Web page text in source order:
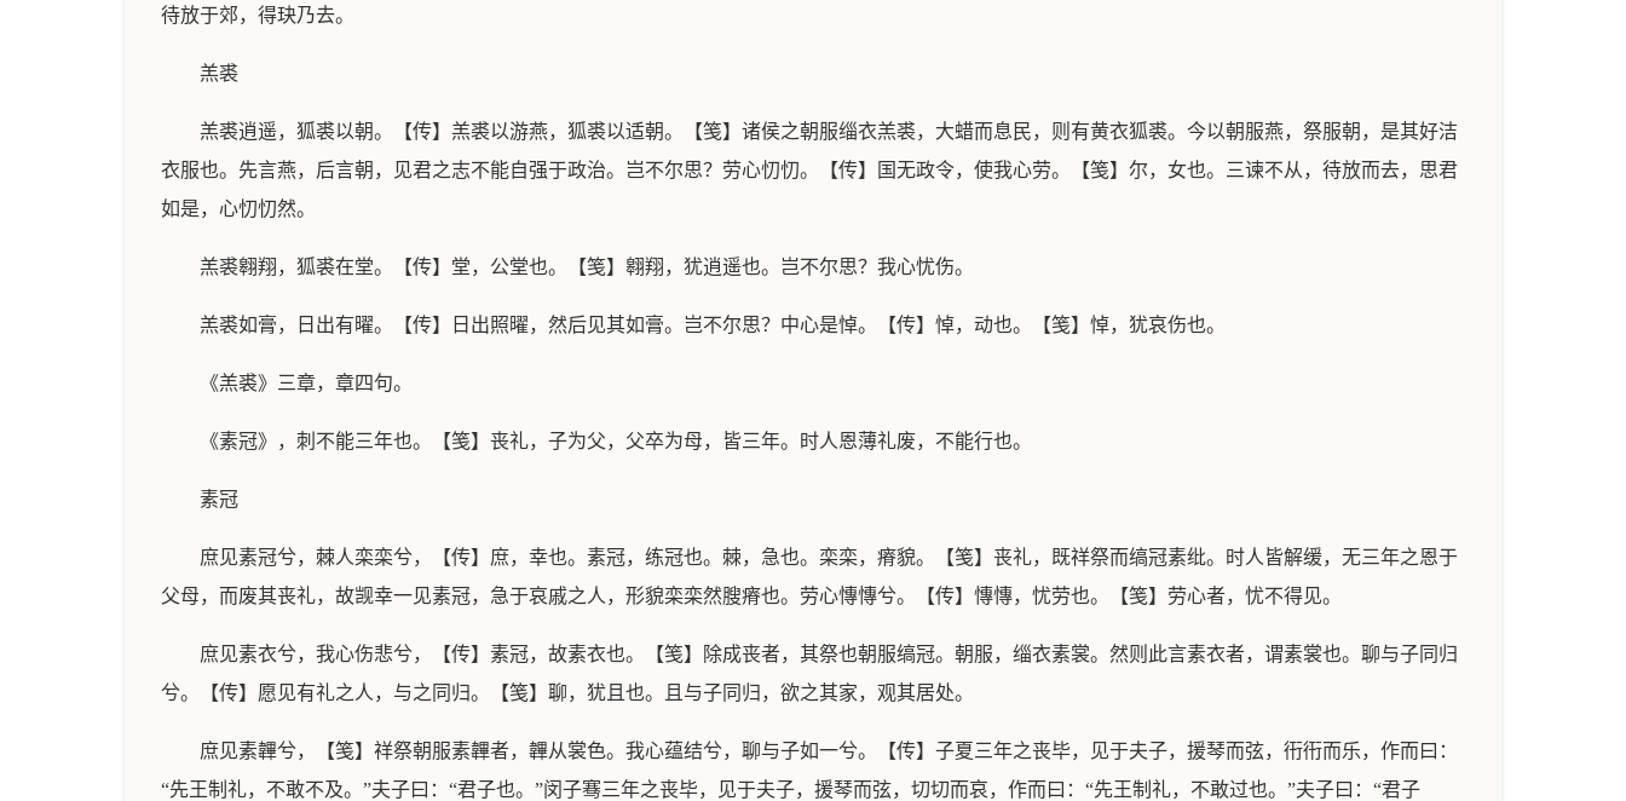
待放于郊，得玦乃去。
羔裘
羔裘逍遥，狐裘以朝。【传】羔裘以游燕，狐裘以适朝。【笺】诸侯之朝服缁衣羔裘，大蜡而息民，则有黄衣狐裘。今以朝服燕，祭服朝，是其好洁
衣服也。先言燕，后言朝，见君之志不能自强于政治。岂不尔思？劳心忉忉。【传】国无政令，使我心劳。【笺】尔，女也。三谏不从，待放而去，思君
如是，心忉忉然。
羔裘翱翔，狐裘在堂。【传】堂，公堂也。【笺】翱翔，犹逍遥也。岂不尔思？我心忧伤。
羔裘如膏，日出有曜。【传】日出照曜，然后见其如膏。岂不尔思？中心是悼。【传】悼，动也。【笺】悼，犹哀伤也。
《羔裘》三章，章四句。
《素冠》，刺不能三年也。【笺】丧礼，子为父，父卒为母，皆三年。时人恩薄礼废，不能行也。
素冠
庶见素冠兮，棘人栾栾兮，【传】庶，幸也。素冠，练冠也。棘，急也。栾栾，瘠貌。【笺】丧礼，既祥祭而缟冠素纰。时人皆解缓，无三年之恩于
父母，而废其丧礼，故觊幸一见素冠，急于哀戚之人，形貌栾栾然膄瘠也。劳心慱慱兮。【传】慱慱，忧劳也。【笺】劳心者，忧不得见。
庶见素衣兮，我心伤悲兮，【传】素冠，故素衣也。【笺】除成丧者，其祭也朝服缟冠。朝服，缁衣素裳。然则此言素衣者，谓素裳也。聊与子同归
兮。【传】愿见有礼之人，与之同归。【笺】聊，犹且也。且与子同归，欲之其家，观其居处。
庶见素韠兮，【笺】祥祭朝服素韠者，韠从裳色。我心蕴结兮，聊与子如一兮。【传】子夏三年之丧毕，见于夫子，援琴而弦，衎衎而乐，作而曰：
“先王制礼，不敢不及。”夫子曰：“君子也。”闵子骞三年之丧毕，见于夫子，援琴而弦，切切而哀，作而曰：“先王制礼，不敢过也。”夫子曰：“君子